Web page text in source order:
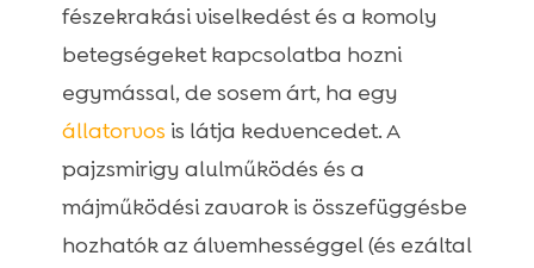
fészekrakási viselkedést és a komoly
betegségeket kapcsolatba hozni
egymással, de sosem árt, ha egy
állatorvos is látja kedvencedet. A
pajzsmirigy alulműködés és a
májműködési zavarok is összefüggésbe
hozhatók az álvemhességgel (és ezáltal